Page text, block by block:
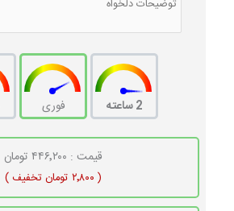
2 ساعته فوری
قیمت : ۴۴۶٬۲۰۰ تومان
( ۲٬۸۰۰ تومان تخفیف )